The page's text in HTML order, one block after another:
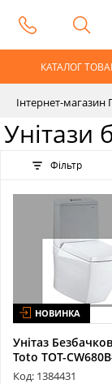
КАТАЛОГ
Інтернет-магазин
Унітази
Фільтр
НОВИНКА
Унітаз
Toto TOT-
700X448X...
Код: 1384431